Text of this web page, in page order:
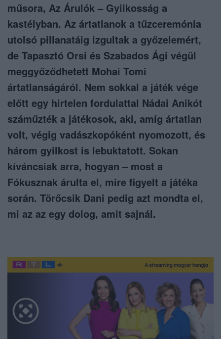
műsora, Az Árulók – Gyilkosság a
kastélyban. Az ártatlanok a tűzceremónia
utolsó pillanatáig izgultak a győzelemért,
de Tapasztó Orsi és Szabados Ági végül
meggyőződhetett Mohai Tomi
ártatlanságáról. Nem sokkal a játék vége
előtt egy hirtelen fordulattal Nádai Anikót
száműzték a játékosok, aki, amíg ártatlan
volt, végig vadászkopóként nyomozott, és
három gyilkost is lebuktatott. Sokan
kíváncsiak arra, hogyan – most a
Fókusznak árulta el, mire figyelt a játéka
során. Törőcsik Dani pedig azt mondta el,
mi az az egy dolog, amit sajnál.